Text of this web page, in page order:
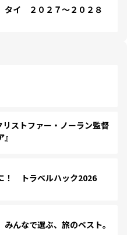
イ ２０２７～２０２８
ストファー・ノーラン監督
！ トラベルハック2026
んなで選ぶ、旅のベスト。